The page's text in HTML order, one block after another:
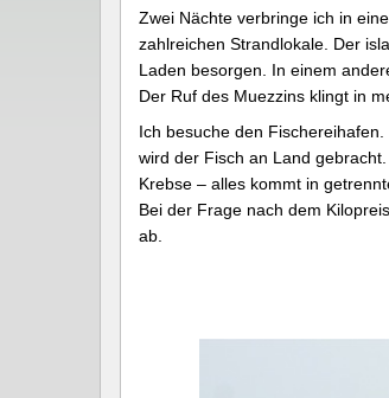
Zwei Nächte verbringe ich in
zahlreichen Strandlokale. Der
Laden besorgen. In einem
Der Ruf des Muezzins klingt in
Ich besuche den
wird der Fisch an Land
Krebse – alles kommt in
Bei der Frage nach dem
ab.